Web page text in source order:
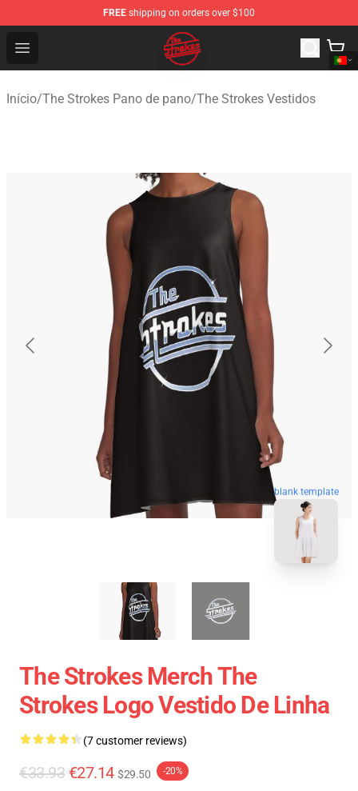
FREE shipping on orders over $100
Open menu
The Strokes Shop - Official The Strokes Merchandise
Início/The Strokes Pano de pano/The Strokes Vestidos
blank template
The Strokes Merch The
Strokes Logo Vestido De Linha
(7 customer reviews)
€33.93 €27.14 $29.50 -20%